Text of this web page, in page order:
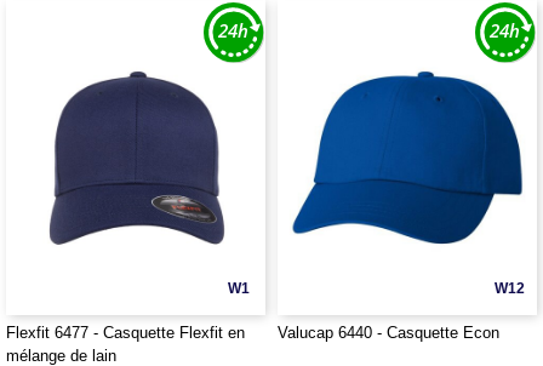
W1
Flexfit 6477 - Casquette Flexfit en
mélange de lain
W12
Valucap 6440 - Casquette Econ